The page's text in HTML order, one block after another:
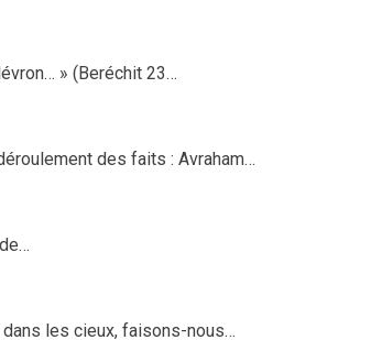
» (Beréchit 23…
des faits : Avraham…
les cieux, faisons-nous…